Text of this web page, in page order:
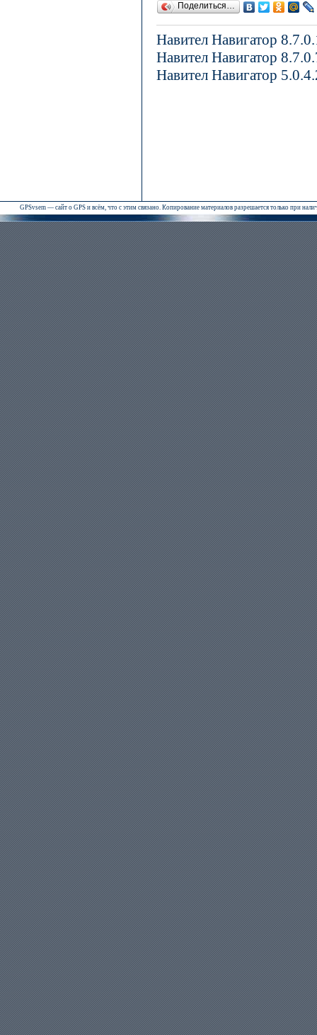
Поделиться…
Навител Навигатор
Навител Навигатор
Навител Навигатор
GPSvsem — сайт о GPS и всём, что с этим связано. Копирование материалов разрешается только при